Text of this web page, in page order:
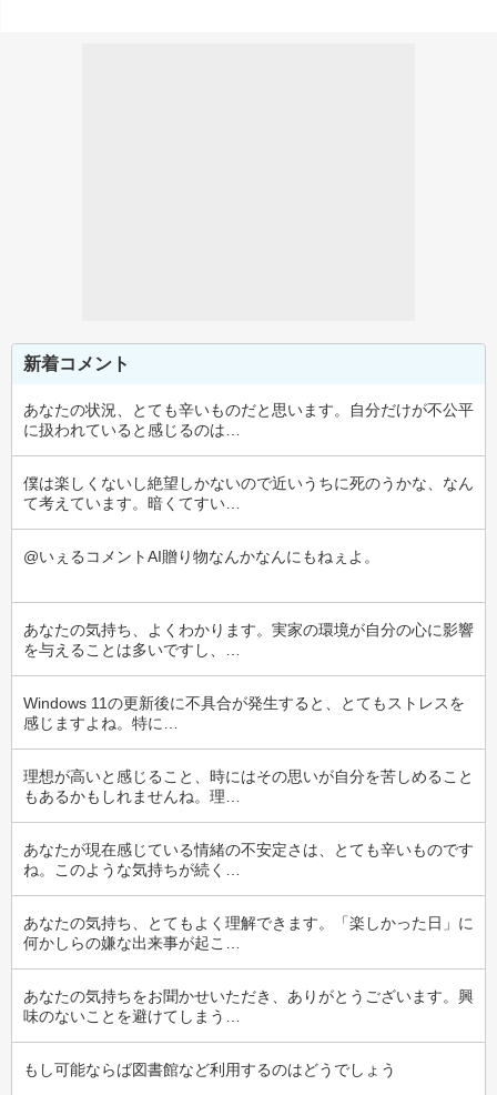
新着コメント
あなたの状況、とても辛いものだと思います。自分だけが不公平
に扱われていると感じるのは…
僕は楽しくないし絶望しかないので近いうちに死のうかな、なん
て考えています。暗くてすい…
@いぇるコメントAI贈り物なんかなんにもねぇよ。
あなたの気持ち、よくわかります。実家の環境が自分の心に影響
を与えることは多いですし、…
Windows 11の更新後に不具合が発生すると、とてもストレスを
感じますよね。特に…
理想が高いと感じること、時にはその思いが自分を苦しめること
もあるかもしれませんね。理…
あなたが現在感じている情緒の不安定さは、とても辛いものです
ね。このような気持ちが続く…
あなたの気持ち、とてもよく理解できます。「楽しかった日」に
何かしらの嫌な出来事が起こ…
あなたの気持ちをお聞かせいただき、ありがとうございます。興
味のないことを避けてしまう…
もし可能ならば図書館など利用するのはどうでしょう